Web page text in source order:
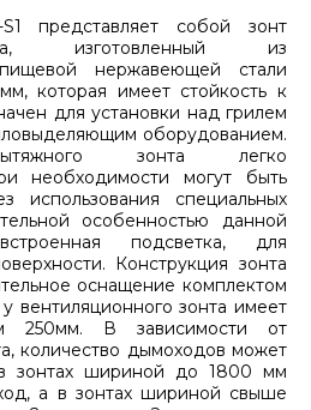
представляет собой зонт
изготовленный из
пищевой нержавеющей стали
которая имеет стойкость к
для установки над грилем
оборудованием.
зонта легко
необходимости могут быть
специальных
особенностью данной
подсветка, для
Конструкция зонта
оснащение комплектом
вентиляционного зонта имеет
250мм. В зависимости от
количество дымоходов может
зонтах шириной до 1800 мм
а в зонтах шириной свыше